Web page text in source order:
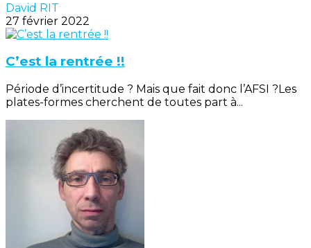
David RIT
27 février 2022
C’est la rentrée !!
Période d’incertitude ? Mais que fait donc l’AFSI ?Les
plates-formes cherchent de toutes part à...